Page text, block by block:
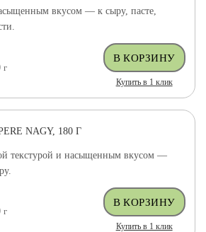
вкусом — к сыру, пасте,
г
Купить в 1 клик
NAGY, 180 Г
текстурой и насыщенным вкусом —
г
Купить в 1 клик